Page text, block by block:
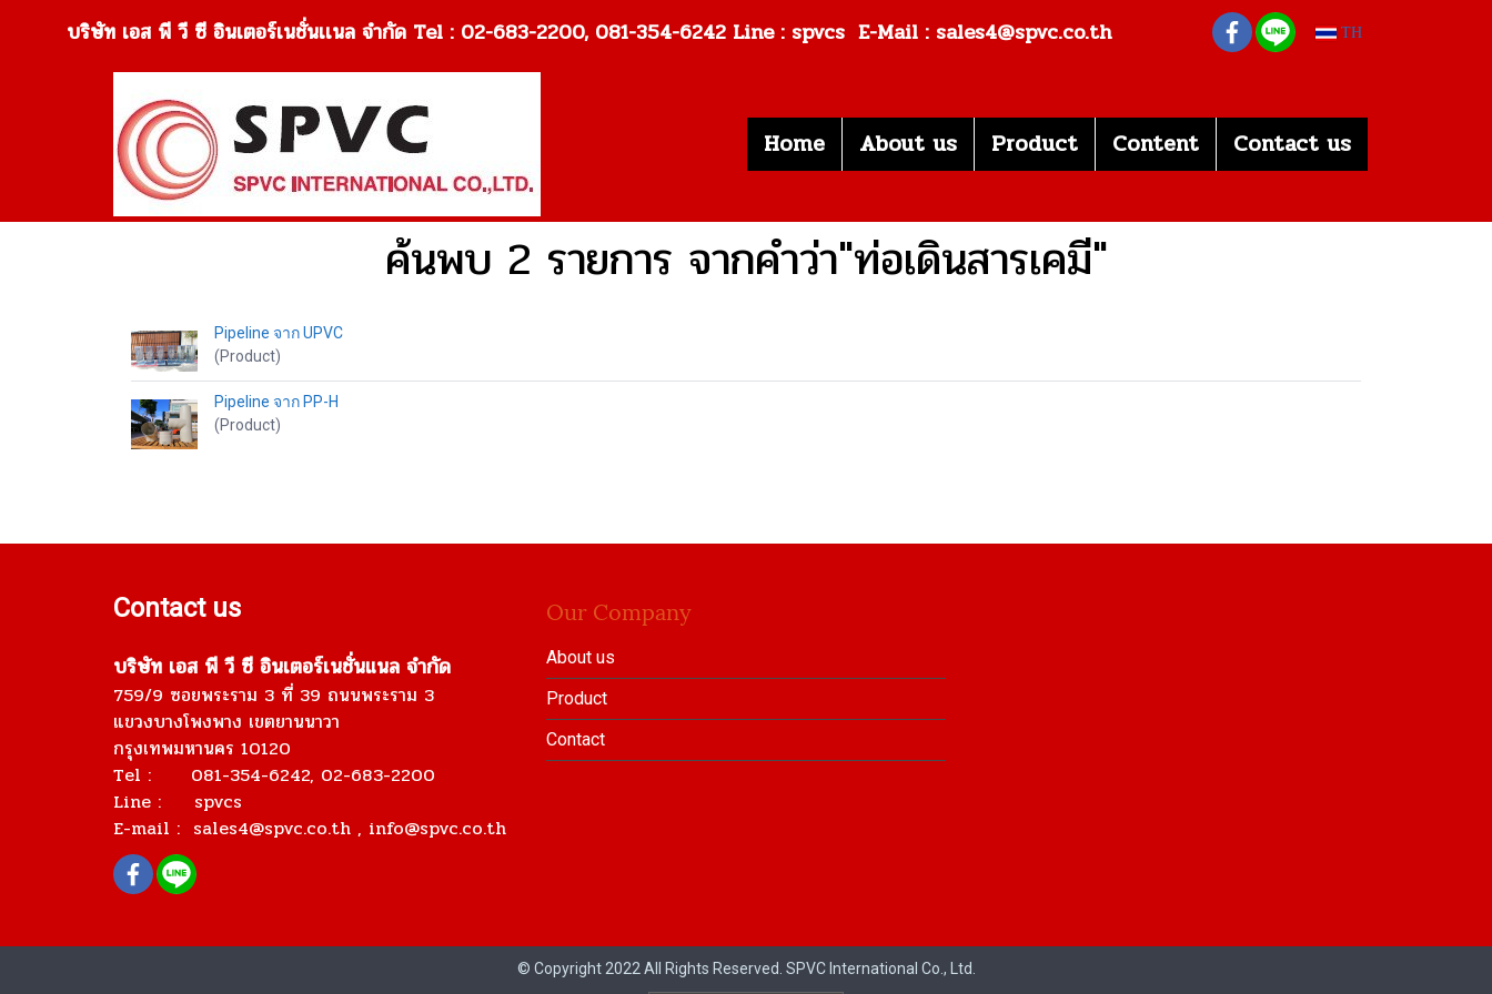
บริษัท เอส พี วี ซี อินเตอร์เนชั่นเเนล จำกัด Tel : 02-683-2200, 081-354-6242 Line : spvcs E-Mail : sales4@spvc.co.th TH
Home About us Product Content Contact us
ค้นพบ 2 รายการ จากคำว่า"ท่อเดินสารเคมี"
Pipeline จาก UPVC
(Product)
Pipeline จาก PP-H
(Product)
Contact us
บริษัท เอส พี วี ซี อินเตอร์เนชั่นแนล จำกัด
759/9 ซอยพระราม 3 ที่ 39 ถนนพระราม 3
แขวงบางโพงพาง เขตยานนาวา
กรุงเทพมหานคร 10120
Tel : 081-354-6242, 02-683-2200
Line : spvcs
E-mail : sales4@spvc.co.th , info@spvc.co.th
Our Company
About us
Product
Contact
© Copyright 2022 All Rights Reserved. SPVC International Co., Ltd.